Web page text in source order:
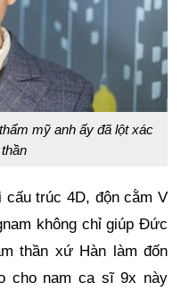
mỹ anh ấy đã lột xác
cấu trúc 4D, độn cằm V
không chỉ giúp Đức
thần xứ Hàn làm đốn
cho nam ca sĩ 9x này